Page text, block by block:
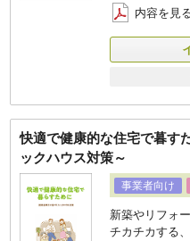
内容を見
快適で健康的な住宅で暮す
ックハウス対策～
事業者向け
新築やリフォ
チカチカする